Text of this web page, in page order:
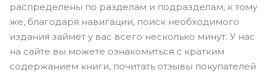
распределены по разделам и подразделам, к тому
же, благодаря навигации, поиск необходимого
издания займет у вас всего несколько минут. У нас
на сайте вы можете ознакомиться с кратким
содержанием книги, почитать отзывы покупателей